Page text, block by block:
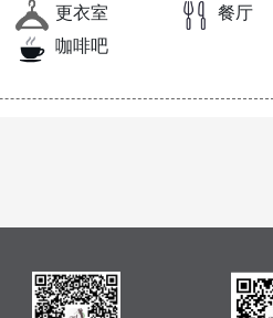
更衣室 餐厅
咖啡吧